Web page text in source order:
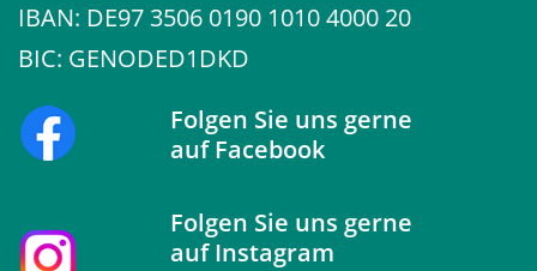
IBAN: DE97 3506 0190 1010 4000 20
BIC: GENODED1DKD
Folgen Sie uns gerne
aufFacebook
Folgen Sie uns gerne
aufInstagram